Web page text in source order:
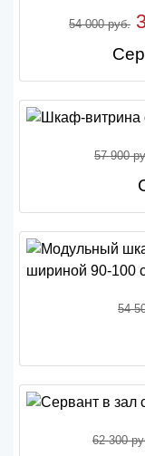
54 000 руб.
57 900
54
62 300